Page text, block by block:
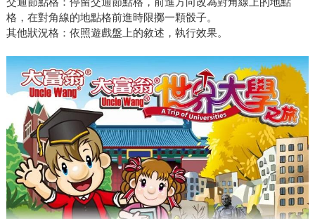
格，在對角線的地點格前進時限擲一顆骰子。
其他狀況格：依照遊戲盤上的敘述，執行效果。